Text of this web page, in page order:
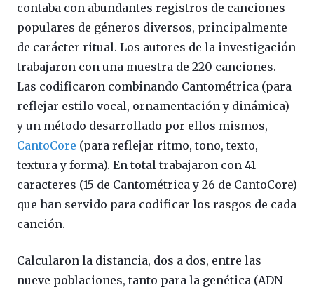
contaba con abundantes registros de canciones
populares de géneros diversos, principalmente
de carácter ritual. Los autores de la investigación
trabajaron con una muestra de 220 canciones.
Las codificaron combinando Cantométrica (para
reflejar estilo vocal, ornamentación y dinámica)
y un método desarrollado por ellos mismos,
CantoCore (para reflejar ritmo, tono, texto,
textura y forma). En total trabajaron con 41
caracteres (15 de Cantométrica y 26 de CantoCore)
que han servido para codificar los rasgos de cada
canción.
Calcularon la distancia, dos a dos, entre las
nueve poblaciones, tanto para la genética (ADN